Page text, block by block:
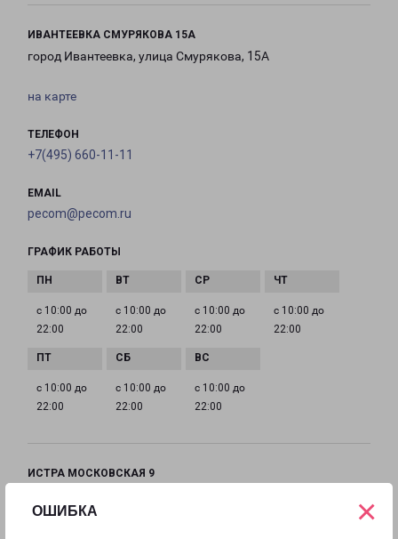
ОШИБКА ×
ИВАНТЕЕВКА СМУРЯКОВА 15А
город Ивантеевка, улица Смурякова, 15А
на карте
ТЕЛЕФОН
+7(495) 660-11-11
EMAIL
pecom@pecom.ru
ГРАФИК РАБОТЫ
с 10:00 до
22:00
с 10:00 до
22:00
с 10:00 до
22:00
с 10:00 до
22:00
с 10:00 до
22:00
с 10:00 до
22:00
с 10:00 до
22:00
ИСТРА МОСКОВСКАЯ 9